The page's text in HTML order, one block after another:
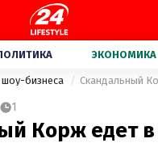
ЭКОНОМИКА
бизнеса
1
Корж едет в